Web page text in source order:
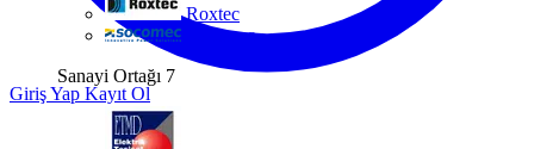
Roxtec
Socomec
Sanayi Ortağı 7
Giriş Yap Kayıt Ol